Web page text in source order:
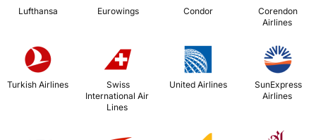
Lufthansa Eurowings Condor
Corendon
Airlines
Turkish Airlines
International Air
Lines
United Airlines
Airlines